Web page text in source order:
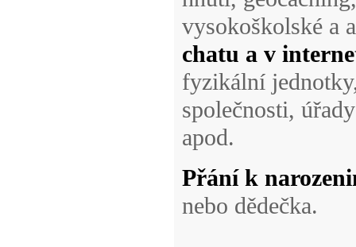
vysokoškolské a
chatu a v
fyzikální
společnosti,
apod.
Přání k
nebo dědečka.